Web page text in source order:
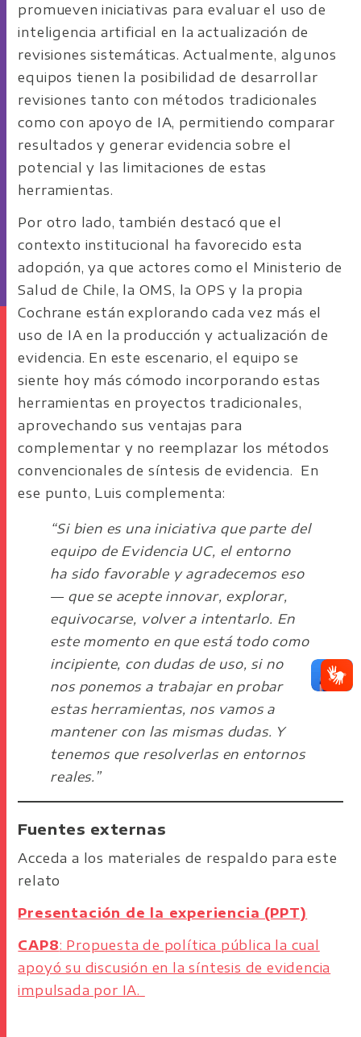
promueven iniciativas para evaluar el uso de
inteligencia artificial en la actualización de
revisiones sistemáticas. Actualmente, algunos
equipos tienen la posibilidad de desarrollar
revisiones tanto con métodos tradicionales
como con apoyo de IA, permitiendo comparar
resultados y generar evidencia sobre el
potencial y las limitaciones de estas
herramientas.
Por otro lado, también destacó que el
contexto institucional ha favorecido esta
adopción, ya que actores como el Ministerio de
Salud de Chile, la OMS, la OPS y la propia
Cochrane están explorando cada vez más el
uso de IA en la producción y actualización de
evidencia. En este escenario, el equipo se
siente hoy más cómodo incorporando estas
herramientas en proyectos tradicionales,
aprovechando sus ventajas para
complementar y no reemplazar los métodos
convencionales de síntesis de evidencia. En
ese punto, Luis complementa:
“Si bien es una iniciativa que parte del
equipo de Evidencia UC, el entorno
ha sido favorable y agradecemos eso
— que se acepte innovar, explorar,
equivocarse, volver a intentarlo. En
este momento en que está todo como
incipiente, con dudas de uso, si no
nos ponemos a trabajar en probar
estas herramientas, nos vamos a
mantener con las mismas dudas. Y
tenemos que resolverlas en entornos
reales.”
Fuentes externas
Acceda a los materiales de respaldo para este
relato
Presentación de la experiencia (PPT)
CAP8: Propuesta de política pública la cual
apoyó su discusión en la síntesis de evidencia
impulsada por IA.